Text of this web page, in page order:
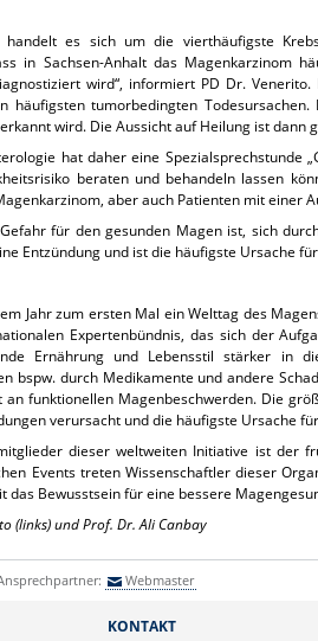
es sich um die vierthäufigste
in Sachsen-Anhalt das Magenkarzinom
wird“, informiert PD Dr. Venerito.
häufigsten tumorbedingten
wird. Die Aussicht auf Heilung ist dann
hat daher eine Spezialsprechstunde
beraten und behandeln lassen
aber auch Patienten mit einer
für den gesunden Magen ist, sich
Entzündung und ist die häufigste Ursache
Jahr zum ersten Mal ein Welttag des
Expertenbündnis, das sich der
Ernährung und Lebensstil stärker in
bspw. durch Medikamente und andere
funktionellen Magenbeschwerden. Die
verursacht und die häufigste Ursache
dieser weltweiten Initiative ist der
Events treten Wissenschaftler dieser
das Bewusstsein für eine bessere
(links) und Prof. Dr. Ali Canbay
Webmaster
KONTAKT